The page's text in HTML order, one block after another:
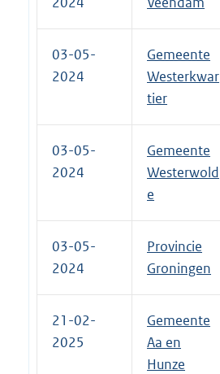
03-05-
2024
Gemeente
Westerkwar
tier
03-05-
2024
Gemeente
Westerwold
e
03-05-
2024
Provincie
Groningen
21-02-
2025
Gemeente
Aa en
Hunze